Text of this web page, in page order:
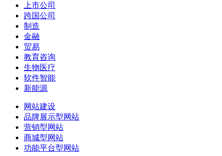
上市公司
跨国公司
制造
金融
贸易
教育咨询
生物医疗
软件智能
新能源
网站建设
品牌展示型网站
营销型网站
商城型网站
功能平台型网站